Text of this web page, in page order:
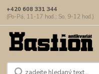
+420 608 331 344
(Po-Pá, 11-17 hod.; So, 9-12 hod.)